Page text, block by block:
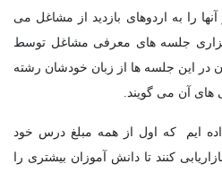
را به اردوهای بازدید از مشاغل می
جلسه های معرفی مشاغل توسط
در این جلسه ها از زبان خودشان رشته
های آن می گویند.
ایم که اول از همه مبلغ درس خود
کنند تا دانش آموزان بیشتری را